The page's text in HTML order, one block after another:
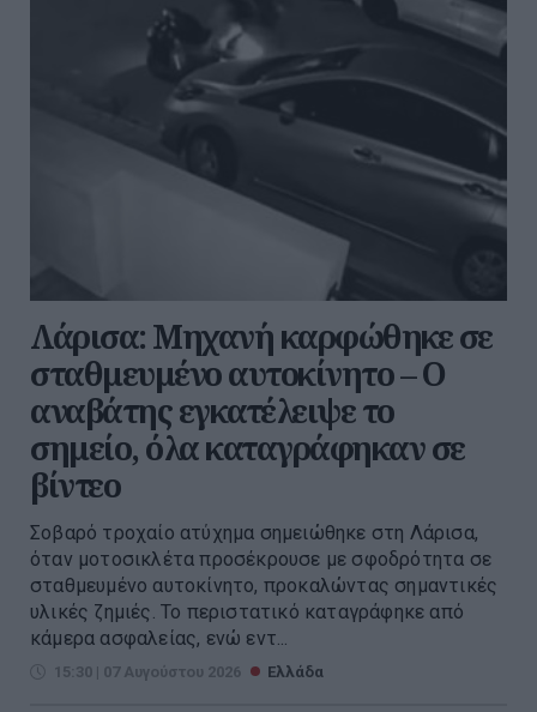
Λάρισα: Μηχανή καρφώθηκε σε
σταθμευμένο αυτοκίνητο – Ο
αναβάτης εγκατέλειψε το
σημείο, όλα καταγράφηκαν σε
βίντεο
Σοβαρό τροχαίο ατύχημα σημειώθηκε στη Λάρισα,
όταν μοτοσικλέτα προσέκρουσε με σφοδρότητα σε
σταθμευμένο αυτοκίνητο, προκαλώντας σημαντικές
υλικές ζημιές. Το περιστατικό καταγράφηκε από
κάμερα ασφαλείας, ενώ εντ...
15:30 | 07 Αυγούστου 2026 Ελλάδα